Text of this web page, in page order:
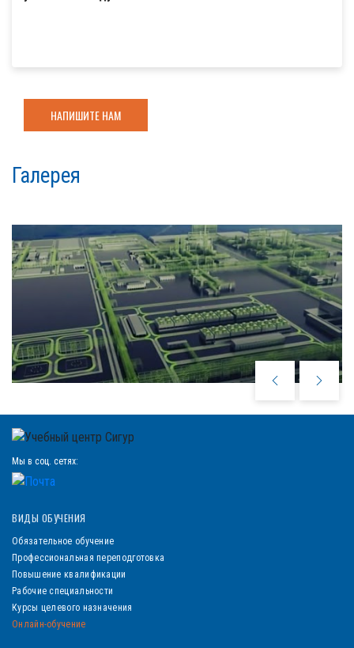
НАПИШИТЕ НАМ
Галерея
Мы в соц. сетях:
ВИДЫ ОБУЧЕНИЯ
Обязательное обучение
Профессиональная переподготовка
Повышение квалификации
Рабочие специальности
Курсы целевого назначения
Онлайн-обучение